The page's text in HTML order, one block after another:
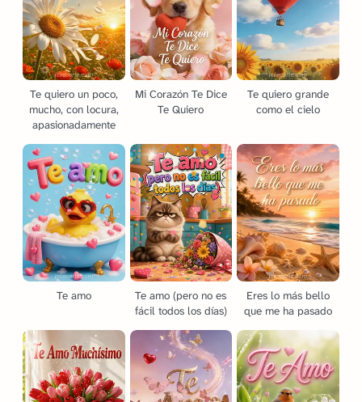
Te quiero un poco,
mucho, con locura,
apasionadamente
Mi Corazón Te Dice
Te Quiero
Te quiero grande
como el cielo
Te amo
Te amo (pero no es
fácil todos los días)
Eres lo más bello
que me ha pasado